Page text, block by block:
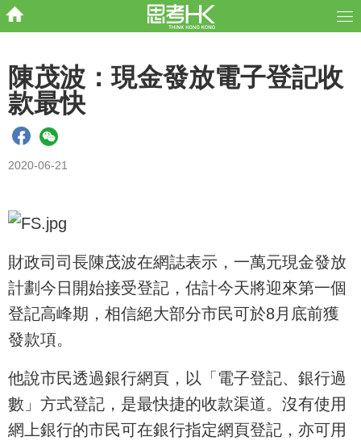
陳茂波：現金發放電子登記收
款最快
2020-06-21
財政司司長陳茂波在網誌表示，一萬元現金發放
計劃今日開始接受登記，估計今天將迎來第一個
登記高峰期，相信絕大部分市民可於8月底前獲
發款項。
他說市民透過銀行網頁，以「電子登記、銀行過
數」方式登記，是最快捷的收款渠道。沒有使用
網上銀行的市民可在銀行指定網頁登記，亦可用